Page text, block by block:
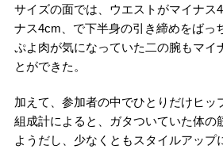
サイズの面では、ウエストがマイナス
ナス4cm、で下半身の引き締めをばっ
ぷよ肉が気になっていた二の腕もマイ
とができた。
加えて、参加者の中でひとりだけヒッ
組成計によると、ガタついていた体の
ようだし、少なくともスタイルアップ